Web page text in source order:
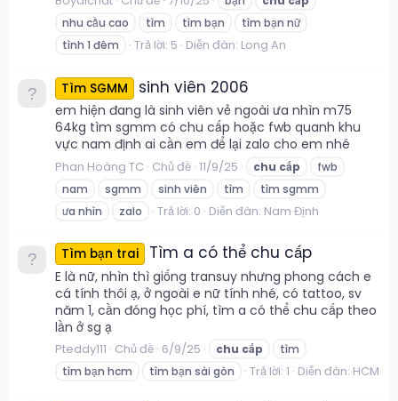
nhu cầu cao
tìm tìm bạn
tìm bạn nữ
tình 1 đêm
Trả lời: 5 Diễn đàn: Long An
Tìm SGMM sinh viên 2006
em hiện đang là sinh viên vẻ ngoài ưa nhìn m75
64kg tìm sgmm có chu cấp hoặc fwb quanh khu
vực nam định ai cần em để lại zalo cho em nhé
Phan Hoàng TC Chủ đề 11/9/25 chu cấp
fwb
nam
sgmm sinh viên tìm
tìm sgmm
ưa nhìn
zalo Trả lời: 0 Diễn đàn: Nam Định
Tìm bạn trai Tìm a có thể chu cấp
E là nữ, nhìn thì giống transuy nhưng phong cách e
cá tính thôi ạ, ở ngoài e nữ tính nhé, có tattoo, sv
năm 1, cần đóng học phí, tìm a có thể chu cấp theo
lần ở sg ạ
Pteddy111 Chủ đề 6/9/25 chu cấp
tìm
tìm bạn hcm
tìm bạn sài gòn Trả lời: 1 Diễn đàn: HCM